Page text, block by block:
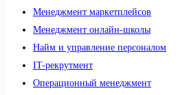
Менеджмент маркетплейсов
Менеджмент онлайн-школы
Найм и управление персоналом
IT-рекрутмент
Операционный менеджмент